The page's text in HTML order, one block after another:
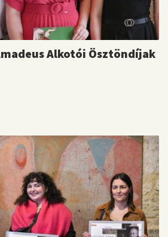
Alkotói Ösztöndíjak